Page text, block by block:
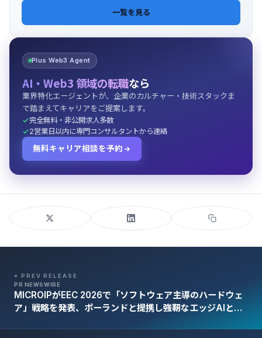
一覧を見る
Plus Web3 Agent
AI・Web3 領域の転職なら
業界特化エージェントが、企業のカルチャー・技術スタックま
で踏まえてキャリアをご提案します。
完全無料・非公開求人多数
2営業日以内に専門コンサルタントから連絡
無料キャリア相談を予約
« PREV RELEASE
PR NEWSWIRE
MICROIPがEEC 2026で「ソフトウェア主導のハードウェ
ア」戦略を発表、ポーランドと提携し強靭なエッジAIと